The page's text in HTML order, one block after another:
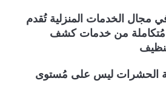
مجال الخدمات المنزلية تُقدم
مُتكاملة من خدمات كشف
الحشرات ليس على مُستوى